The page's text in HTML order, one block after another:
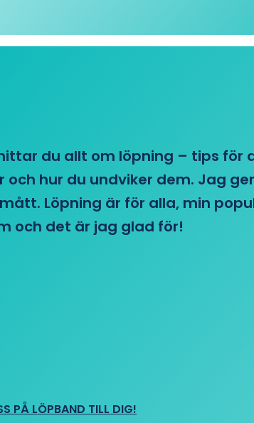
du allt om löpning – tips för
hur du undviker dem. Jag
Löpning är för alla, min
och det är jag glad för!
PÅ LÖPBAND TILL DIG!